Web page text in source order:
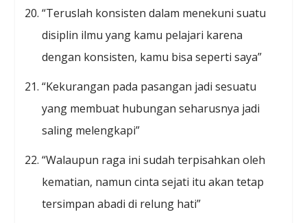
“Teruslah konsisten dalam menekuni suatu
disiplin ilmu yang kamu pelajari karena
dengan konsisten, kamu bisa seperti saya”
“Kekurangan pada pasangan jadi sesuatu
yang membuat hubungan seharusnya jadi
saling melengkapi”
“Walaupun raga ini sudah terpisahkan oleh
kematian, namun cinta sejati itu akan tetap
tersimpan abadi di relung hati”